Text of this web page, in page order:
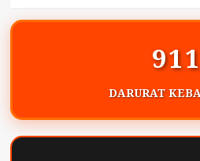
911
DARURAT